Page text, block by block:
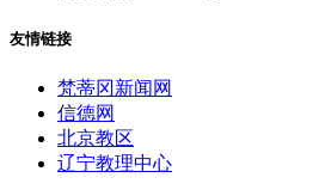
友情链接
梵蒂冈新闻网
信德网
北京教区
辽宁教理中心